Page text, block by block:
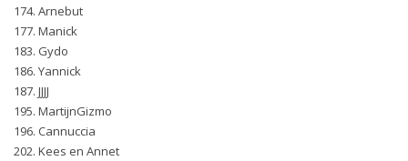
174. Arnebut
177. Manick
183. Gydo
186. Yannick
187. JJJJ
195. MartijnGizmo
196. Cannuccia
202. Kees en Annet